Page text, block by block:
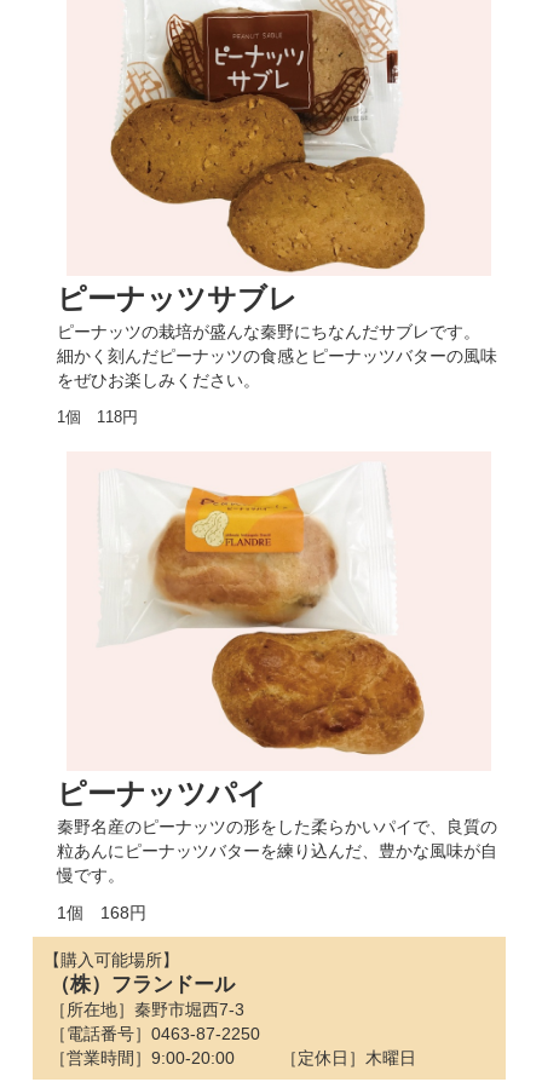
ピーナッツサブレ
ピーナッツの栽培が盛んな秦野にちなんだサブレです。
細かく刻んだピーナッツの食感とピーナッツバターの風味
をぜひお楽しみください。
1個 118円
ピーナッツパイ
秦野名産のピーナッツの形をした柔らかいパイで、良質の
粒あんにピーナッツバターを練り込んだ、豊かな風味が自
慢です。
1個 168円
【購入可能場所】
（株）フランドール
［所在地］秦野市堀西7-3
［電話番号］0463-87-2250
［営業時間］9:00-20:00
［定休日］木曜日